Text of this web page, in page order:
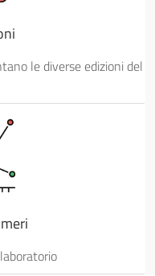
le diverse edizioni del